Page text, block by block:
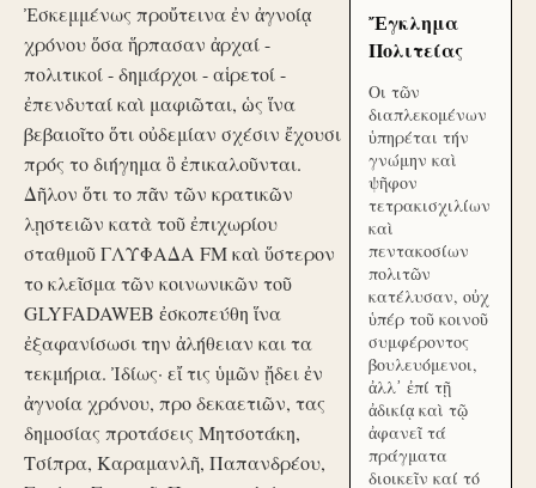
Ἐσκεμμένως προὔτεινα ἐν ἀγνοίᾳ
χρόνου ὅσα ἥρπασαν ἀρχαί -
πολιτικοί - δημάρχοι - αἱρετοί -
ἐπενδυταί καὶ μαφιῶται, ὡς ἵνα
βεβαιοῖτο ὅτι οὐδεμίαν σχέσιν ἔχουσι
πρός το διήγημα ὃ ἐπικαλοῦνται.
Δῆλον ὅτι το πᾶν τῶν κρατικῶν
λῃστειῶν κατὰ τοῦ ἐπιχωρίου
σταθμοῦ ΓΛΥΦΑΔΑ FM καὶ ὕστερον
το κλεῖσμα τῶν κοινωνικῶν τοῦ
GLYFADAWEB ἐσκοπεύθη ἵνα
ἐξαφανίσωσι την ἀλήθειαν και τα
τεκμήρια. Ἰδίως· εἴ τις ὑμῶν ᾔδει ἐν
ἀγνοία χρόνου, προ δεκαετιῶν, τας
δημοσίας προτάσεις Μητσοτάκη,
Τσίπρα, Καραμανλῆ, Παπανδρέου,
Ἔγκλημα
Πολιτείας
Οι τῶν
διαπλεκομένων
ὑπηρέται τήν
γνώμην καὶ
ψῆφον
τετρακισχιλίων
καὶ
πεντακοσίων
πολιτῶν
κατέλυσαν, οὐχ
ὑπέρ τοῦ κοινοῦ
συμφέροντος
βουλευόμενοι,
ἀλλ᾽ ἐπί τῇ
ἀδικίᾳ καὶ τῷ
ἀφανεῖ τά
πράγματα
διοικεῖν καί τό